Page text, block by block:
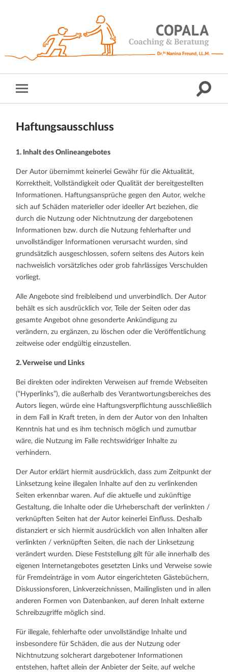
Haftungsausschluss
1. Inhalt des Onlineangebotes
Der Autor übernimmt keinerlei Gewähr für die Aktualität,
Korrektheit, Vollständigkeit oder Qualität der bereitgestellten
Informationen. Haftungsansprüche gegen den Autor, welche
sich auf Schäden materieller oder ideeller Art beziehen, die
durch die Nutzung oder Nichtnutzung der dargebotenen
Informationen bzw. durch die Nutzung fehlerhafter und
unvollständiger Informationen verursacht wurden, sind
grundsätzlich ausgeschlossen, sofern seitens des Autors kein
nachweislich vorsätzliches oder grob fahrlässiges Verschulden
vorliegt.
Alle Angebote sind freibleibend und unverbindlich. Der Autor
behält es sich ausdrücklich vor, Teile der Seiten oder das
gesamte Angebot ohne gesonderte Ankündigung zu
verändern, zu ergänzen, zu löschen oder die Veröffentlichung
zeitweise oder endgültig einzustellen.
2. Verweise und Links
Bei direkten oder indirekten Verweisen auf fremde Webseiten
(“Hyperlinks”), die außerhalb des Verantwortungsbereiches des
Autors liegen, würde eine Haftungsverpflichtung ausschließlich
in dem Fall in Kraft treten, in dem der Autor von den Inhalten
Kenntnis hat und es ihm technisch möglich und zumutbar
wäre, die Nutzung im Falle rechtswidriger Inhalte zu
verhindern.
Der Autor erklärt hiermit ausdrücklich, dass zum Zeitpunkt der
Linksetzung keine illegalen Inhalte auf den zu verlinkenden
Seiten erkennbar waren. Auf die aktuelle und zukünftige
Gestaltung, die Inhalte oder die Urheberschaft der verlinkten /
verknüpften Seiten hat der Autor keinerlei Einfluss. Deshalb
distanziert er sich hiermit ausdrücklich von allen Inhalten aller
verlinkten / verknüpften Seiten, die nach der Linksetzung
verändert wurden. Diese Feststellung gilt für alle innerhalb des
eigenen Internetangebotes gesetzten Links und Verweise sowie
für Fremdeinträge in vom Autor eingerichteten Gästebüchern,
Diskussionsforen, Linkverzeichnissen, Mailinglisten und in allen
anderen Formen von Datenbanken, auf deren Inhalt externe
Schreibzugriffe möglich sind.
Für illegale, fehlerhafte oder unvollständige Inhalte und
insbesondere für Schäden, die aus der Nutzung oder
Nichtnutzung solcherart dargebotener Informationen
entstehen, haftet allein der Anbieter der Seite, auf welche